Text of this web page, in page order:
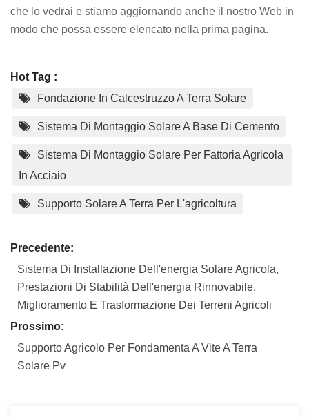
che lo vedrai e stiamo aggiornando anche il nostro Web in
modo che possa essere elencato nella prima pagina.
Hot Tag :
Fondazione In Calcestruzzo A Terra Solare
Sistema Di Montaggio Solare A Base Di Cemento
Sistema Di Montaggio Solare Per Fattoria Agricola
In Acciaio
Supporto Solare A Terra Per L'agricoltura
Precedente:
Sistema Di Installazione Dell'energia Solare Agricola,
Prestazioni Di Stabilità Dell'energia Rinnovabile,
Miglioramento E Trasformazione Dei Terreni Agricoli
Prossimo:
Supporto Agricolo Per Fondamenta A Vite A Terra
Solare Pv